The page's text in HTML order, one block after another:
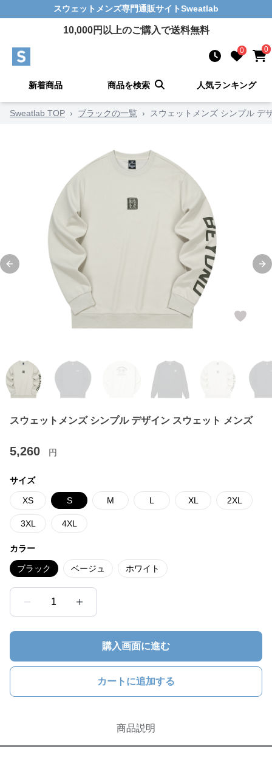
スウェットメンズ専門通販サイトSweatlab
10,000円以上のご購入で送料無料
0 0
新着商品 商品を検索 人気ランキング
Sweatlab TOP › ブラックの一覧 › スウェットメンズ シンプル デ
Previous slide
スウェットメンズ シンプル デザイン スウェット メンズ
5,260 円
サイズ
XS S M L XL 2XL
3XL 4XL
カラー
ブラック ベージュ ホワイト
1
購入画面に進む
カートに追加する
商品説明